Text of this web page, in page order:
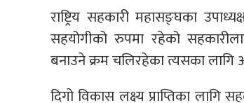
राष्ट्रिय सहकारी महासङ्घका
सहयोगीको रुपमा रहेको
बनाउने क्रम चलिरहेका त्यसका
दिगो विकास लक्ष्य प्राप्तिका लागि